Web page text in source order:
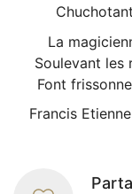
La
Soulevant les
Font
Francis